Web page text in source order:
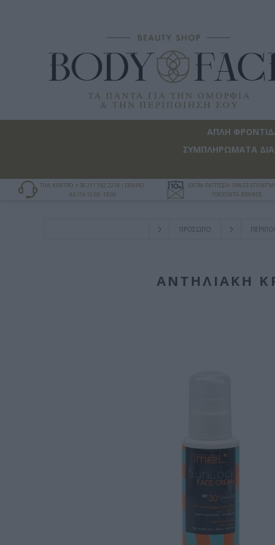
ΑΠΛΗ
ΣΥΜΠΛΗΡΩΜΑΤΑ
ΤΗΛ. ΚΕΝΤΡΟ: + 30 211 182 2274 | ΩΡΑΡΙΟ:
ΔΕ-ΠΑ 10:00 -18:00
EXTRA ΕΚΠΤΩΣΗ 10% ΣΕ
ΠΡΟΪΟΝΤΑ-BRANDS
ΠΡΟΣΩΠΟ
ΑΝΤΗΛΙΑΚΉ